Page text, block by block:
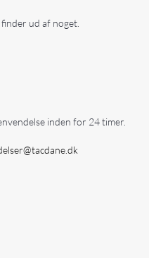
ud af noget.
inden for 24 timer.